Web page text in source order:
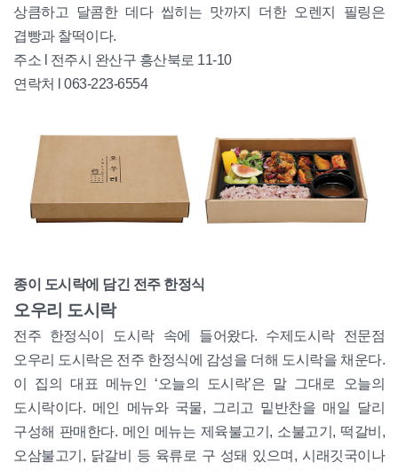
상큼하고 달콤한 데다 씹히는 맛까지 더한 오렌지 필링은
겹빵과 찰떡이다.
주소 l 전주시 완산구 흥산북로 11-10
연락처 l 063-223-6554
종이 도시락에 담긴 전주 한정식
오우리 도시락
전주 한정식이 도시락 속에 들어왔다. 수제도시락 전문점
오우리 도시락은 전주 한정식에 감성을 더해 도시락을 채운다.
이 집의 대표 메뉴인 ‘오늘의 도시락’은 말 그대로 오늘의
도시락이다. 메인 메뉴와 국물, 그리고 밑반찬을 매일 달리
구성해 판매한다. 메인 메뉴는 제육불고기, 소불고기, 떡갈비,
오삼불고기, 닭갈비 등 육류로 구 성돼 있으며, 시래깃국이나